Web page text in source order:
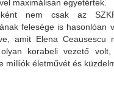
maximálisan egyetértek.
nem csak az
felesége is hasonlóan
amit Elena Ceausescu
korabeli vezető
milliók életművét és